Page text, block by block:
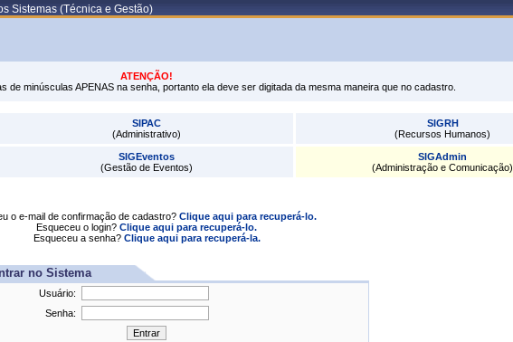
Sistemas (Técnica e Gestão)
ATENÇÃO!
de minúsculas APENAS na senha, portanto ela deve ser digitada da mesma maneira que no cadastro.
SIPAC
(Administrativo)
SIGRH
(Recursos Humanos)
SIGEventos
(Gestão de Eventos)
SIGAdmin
(Administração e Comunicação)
o e-mail de confirmação de cadastro? Clique aqui para recuperá-lo.
Esqueceu o login? Clique aqui para recuperá-lo.
Esqueceu a senha? Clique aqui para recuperá-la.
no Sistema
Usuário:
Senha: